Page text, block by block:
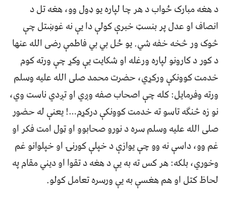
د هغه مبارک ځواب د هر چا لپاره یو ډول وو، هغه تل د
انصاف او عدل پر بنسټ خبرې کولې دا یې نه غوښتل چې
څوک ور څخه خفه شي. یو ځل بي بي فاطمې رضی الله عنها
د کور د کارونو لپاره ورغله او شکایت یې وکړ چې ورته کوم
خدمت کوونکې ورکړي، حضرت محمد صلی الله علیه وسلم
ورته وفرمایل: کله چې اصحاب صفه وږي او تږدي ناست وي،
نو زه څنګه تاسو ته خدمت کوونکې درکړم…! یعنې له حضور
صلی الله علیه وسلم سره د نورو صحابوو او ټول امت فکر او
غم وو، داسې نه وو چې یوازې د خپلې کورنۍ او خپلوانو غم
وخوري، بلکه: هر کس ته به یې د هغه د تقوا او دیني مقام په
لحاظ کتل او هم هغسې به یې ورسره تعامل کولو.